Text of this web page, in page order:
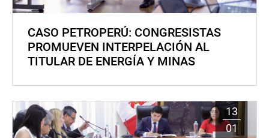
CASO PETROPERÚ: CONGRESISTAS
PROMUEVEN INTERPELACIÓN AL
TITULAR DE ENERGÍA Y MINAS
13
01